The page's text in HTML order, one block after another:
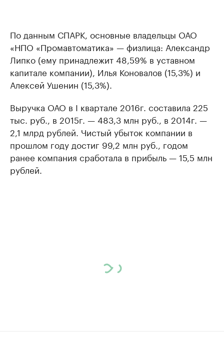
По данным СПАРК, основные владельцы ОАО
«НПО «Промавтоматика» — физлица: Александр
Липко (ему принадлежит 48,59% в уставном
капитале компании), Илья Коновалов (15,3%) и
Алексей Ушенин (15,3%).
Выручка ОАО в I квартале 2016г. составила 225
тыс. руб., в 2015г. — 483,3 млн руб., в 2014г. —
2,1 млрд рублей. Чистый убыток компании в
прошлом году достиг 99,2 млн руб., годом
ранее компания сработала в прибыль — 15,5 млн
рублей.